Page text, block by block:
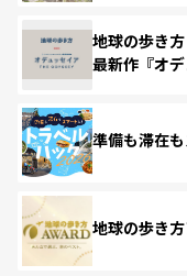
地球の歩き
最新作『オデ
準備も滞在
地球の歩き